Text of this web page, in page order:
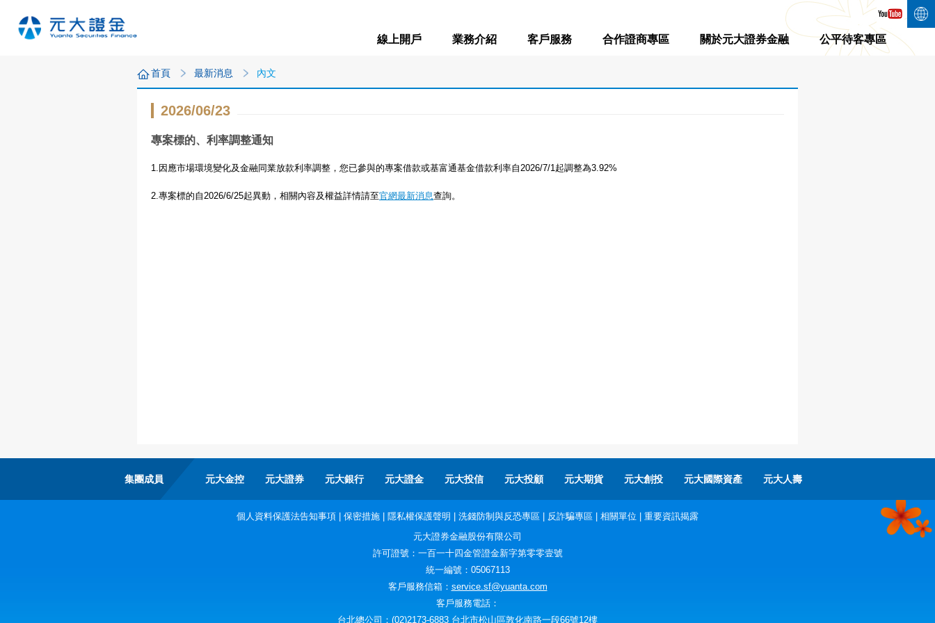
線上開戶 業務介紹 客戶服務 合作證商專區 關於元大證券金融 公平待客專區
首頁 最新消息 內文
2026/06/23
專案標的、利率調整通知
1. 因應市場環境變化及金融同業放款利率調整，您已參與的專案借款或基富通基金借款利率自2026/7/1起調整為3.92%
2.專案標的自2026/6/25起異動，相關內容及權益詳情請至官網最新消息查詢。
集團成員 元大金控 元大證券 元大銀行 元大證金 元大投信 元大投顧 元大期貨 元大創投 元大國際資產 元大人壽
個人資料保護法告知事項 保密措施 隱私權保護聲明 洗錢防制與反恐專區 反詐騙專區 相關單位
重要資訊揭露
元大證券金融股份有限公司
許可證號：一百一十四金管證金新字第零零壹號
統一編號：05067113
客戶服務信箱： service.sf@yuanta.com
客戶服務電話：
台北總公司：(02)2173-6883 台北市松山區敦化南路一段66號12樓